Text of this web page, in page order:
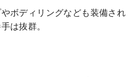
ボディリングなども装備され
は抜群。